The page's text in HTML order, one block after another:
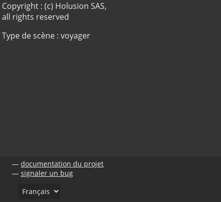
Copyright : (c) Holusion SAS,
all rights reserved
Type de scène : voyager
documentation du projet
signaler un bug